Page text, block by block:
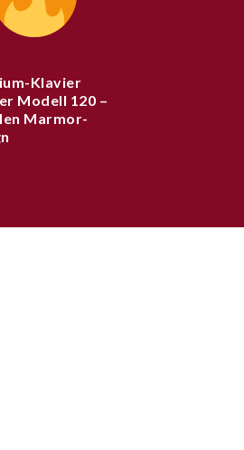
Klavier
Modell 120 –
Marmor-